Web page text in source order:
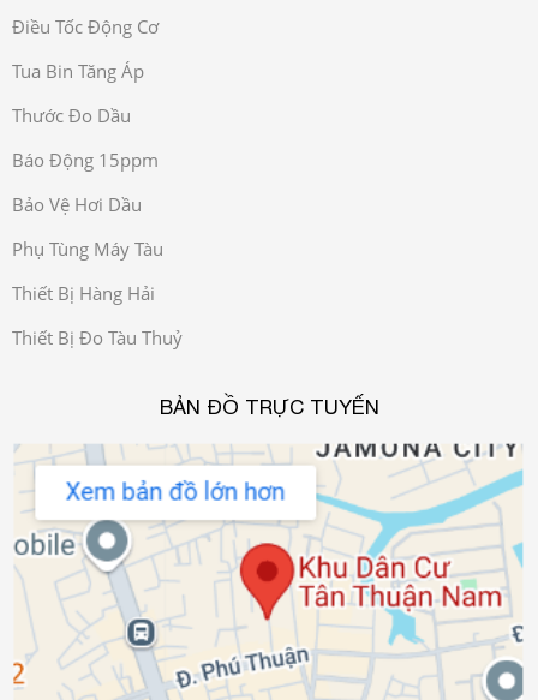
Điều Tốc Động Cơ
Tua Bin Tăng Áp
Thước Đo Dầu
Báo Động 15ppm
Bảo Vệ Hơi Dầu
Phụ Tùng Máy Tàu
Thiết Bị Hàng Hải
Thiết Bị Đo Tàu Thuỷ
BẢN ĐỒ TRỰC TUYẾN